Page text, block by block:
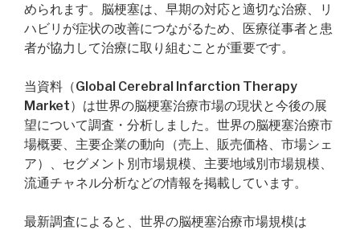
められます。脳梗塞は、早期の対応と適切な治療、リ
ハビリが症状の改善につながるため、医療従事者と患
者が協力して治療に取り組むことが重要です。
当資料（Global Cerebral Infarction Therapy
Market）は世界の脳梗塞治療市場の現状と今後の展
望について調査・分析しました。世界の脳梗塞治療市
場概要、主要企業の動向（売上、販売価格、市場シェ
ア）、セグメント別市場規模、主要地域別市場規模、
流通チャネル分析などの情報を掲載しています。
最新調査によると、世界の脳梗塞治療市場規模は